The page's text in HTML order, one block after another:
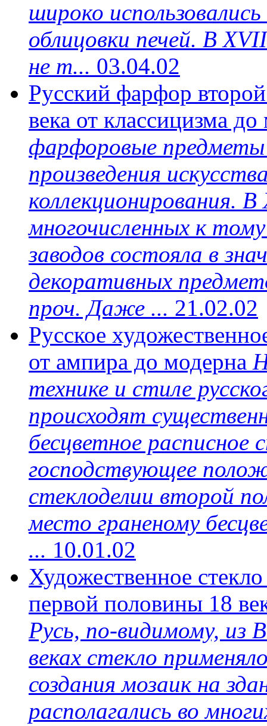
широко
облицовки печей. В
не т... 03.04.02
Русский фарфор
века от классицизма
фарфоровые предметы
произведения
коллекционирования.
многочисленных к
заводов состояла в
декоративных
проч. Даже ... 21.02.02
Русское
от ампира до модерна
технике и стиле
происходят
бесцветное расписное
господствующее
стеклоделии второй
место граненому
... 10.01.02
Художественное
первой половины 18
Русь, по-видимому, из
веках стекло
создания мозаик на
располагались во